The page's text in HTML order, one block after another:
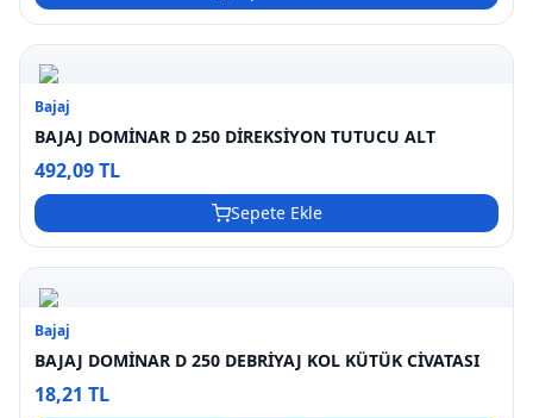
Bajaj
BAJAJ DOMİNAR D 250 DİREKSİYON TUTUCU ALT
492,09 TL
Sepete Ekle
Bajaj
BAJAJ DOMİNAR D 250 DEBRİYAJ KOL KÜTÜK CİVATASI
18,21 TL